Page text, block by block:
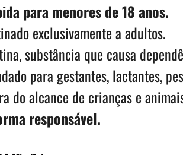
para menores de 18 anos.
exclusivamente a adultos.
substância que causa
para gestantes, lactantes,
do alcance de crianças e
responsável.